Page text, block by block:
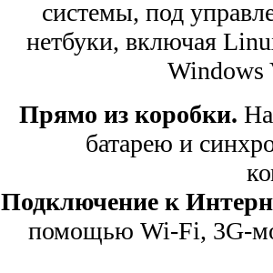
системы, под
нетбуки, включая
Windows
Прямо из коробки.
батарею и
Подключение к
помощью Wi-Fi, 3G-